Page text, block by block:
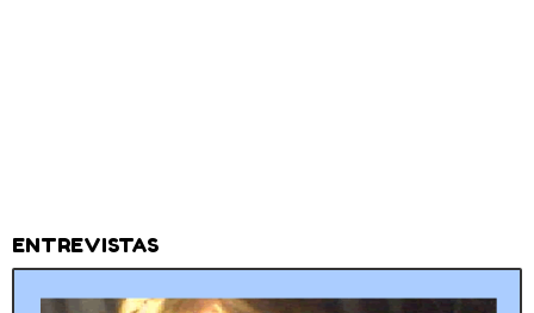
ENTREVISTAS